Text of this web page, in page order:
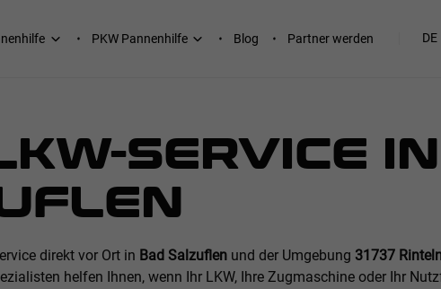
PKW Pannenhilfe Blog Partner werden DE
SERVICE IN
direkt vor Ort in Bad Salzuflen und der Umgebung 31737
helfen Ihnen, wenn Ihr LKW, Ihre Zugmaschine oder Ihr